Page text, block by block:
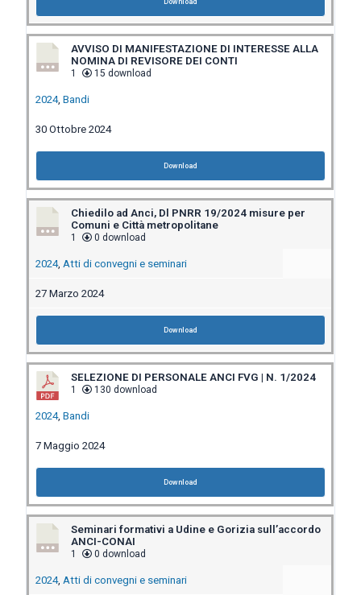
AVVISO DI MANIFESTAZIONE DI INTERESSE ALLA
NOMINA DI REVISORE DEI CONTI
1 15 download
2024, Bandi
30 Ottobre 2024
Download
Chiedilo ad Anci, Dl PNRR 19/2024 misure per
Comuni e Città metropolitane
1 0 download
2024, Atti di convegni e seminari
27 Marzo 2024
Download
SELEZIONE DI PERSONALE ANCI FVG | N. 1/2024
1 130 download
2024, Bandi
7 Maggio 2024
Download
Seminari formativi a Udine e Gorizia sull’accordo
ANCI-CONAI
1 0 download
2024, Atti di convegni e seminari